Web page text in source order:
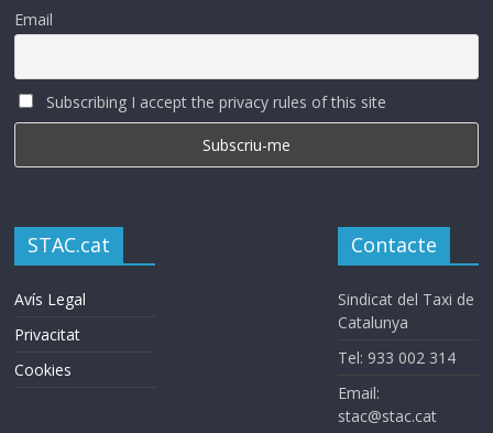
Email
Subscribing I accept the privacy rules of this site
STAC.cat
Avís Legal
Privacitat
Cookies
Contacte
Sindicat del Taxi de
Catalunya
Tel: 933 002 314
Email:
stac@stac.cat